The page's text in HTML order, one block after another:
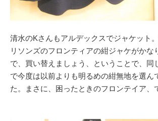
清水のKさんもアルデックスでジャケット
リソンズのフロンティアの紺ジャケがかな
で、買い替えましょう、ということで、同
で今度は以前よりも明るめの紺無地を選ん
た。まさに、困ったときのフロンテイア、